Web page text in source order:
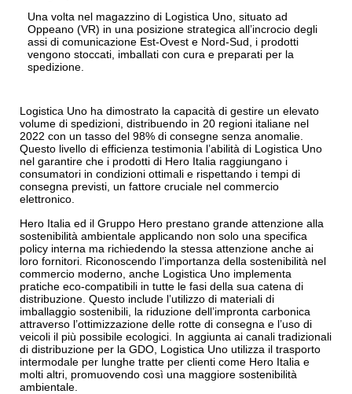
Una volta nel magazzino di Logistica Uno, situato ad
Oppeano (VR) in una posizione strategica all’incrocio degli
assi di comunicazione Est-Ovest e Nord-Sud, i prodotti
vengono stoccati, imballati con cura e preparati per la
spedizione.
Logistica Uno ha dimostrato la capacità di gestire un elevato
volume di spedizioni, distribuendo in 20 regioni italiane nel
2022 con un tasso del 98% di consegne senza anomalie.
Questo livello di efficienza testimonia l’abilità di Logistica Uno
nel garantire che i prodotti di Hero Italia raggiungano i
consumatori in condizioni ottimali e rispettando i tempi di
consegna previsti, un fattore cruciale nel commercio
elettronico.
Hero Italia ed il Gruppo Hero prestano grande attenzione alla
sostenibilità ambientale applicando non solo una specifica
policy interna ma richiedendo la stessa attenzione anche ai
loro fornitori. Riconoscendo l’importanza della sostenibilità nel
commercio moderno, anche Logistica Uno implementa
pratiche eco-compatibili in tutte le fasi della sua catena di
distribuzione. Questo include l’utilizzo di materiali di
imballaggio sostenibili, la riduzione dell’impronta carbonica
attraverso l’ottimizzazione delle rotte di consegna e l’uso di
veicoli il più possibile ecologici. In aggiunta ai canali tradizionali
di distribuzione per la GDO, Logistica Uno utilizza il trasporto
intermodale per lunghe tratte per clienti come Hero Italia e
molti altri, promuovendo così una maggiore sostenibilità
ambientale.